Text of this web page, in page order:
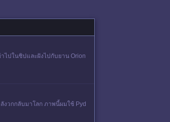
ไปในชิปและฝังไปกับยาน Orion
งวกกลับมาโลก ภาพนี้ผมใช้ Pyd